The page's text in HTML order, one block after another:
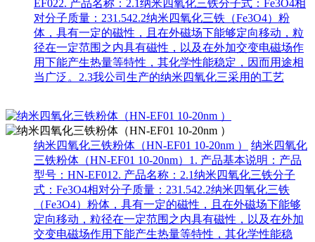
EF022. 产品名称：2.1纳米四氧化三铁分子式：Fe3O4相
对分子质量：231.542.2纳米四氧化三铁（Fe3O4）粉
体，具有一定的磁性，且在外磁场下能够定向移动，粒
径在一定范围之内具有磁性，以及在外加交变电磁场作
用下能产生热量等特性，其化学性能稳定，因而用途相
当广泛。2.3我公司生产的纳米四氧化三采用的工艺
纳米四氧化三铁粉体（HN-EF01 10-20nm ）
纳米四氧化
三铁粉体（HN-EF01 10-20nm）1. 产品基本说明：产品
型号：HN-EF012. 产品名称：2.1纳米四氧化三铁分子
式：Fe3O4相对分子质量：231.542.2纳米四氧化三铁
（Fe3O4）粉体，具有一定的磁性，且在外磁场下能够
定向移动，粒径在一定范围之内具有磁性，以及在外加
交变电磁场作用下能产生热量等特性，其化学性能稳